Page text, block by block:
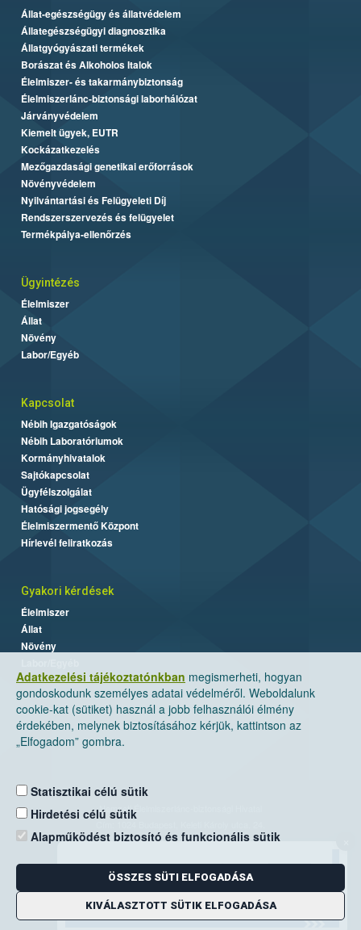
Adatkezelési tájékoztatónkban megismerheti, hogyan
gondoskodunk személyes adatai védelméről. Weboldalunk
cookie-kat (sütiket) használ a jobb felhasználói élmény
érdekében, melynek biztosításához kérjük, kattintson az
„Elfogadom” gombra.
Statisztikai célú sütik
Hirdetési célú sütik
Alapműködést biztosító és funkcionális sütik
ÖSSZES SÜTI ELFOGADÁSA
KIVÁLASZTOTT SÜTIK ELFOGADÁSA
Állat-egészségügy és állatvédelem
Állategészségügyi diagnosztika
Állatgyógyászati termékek
Borászat és Alkoholos Italok
Élelmiszer- és takarmánybiztonság
Élelmiszerlánc-biztonsági laborhálózat
Járványvédelem
Kiemelt ügyek, EUTR
Kockázatkezelés
Mezőgazdasági genetikai erőforrások
Növényvédelem
Nyilvántartási és Felügyeleti Díj
Rendszerszervezés és felügyelet
Termékpálya-ellenőrzés
Ügyintézés
Élelmiszer
Állat
Növény
Labor/Egyéb
Kapcsolat
Nébih Igazgatóságok
Nébih Laboratóriumok
Kormányhivatalok
Sajtókapcsolat
Ügyfélszolgálat
Hatósági jogsegély
Élelmiszermentő Központ
Hírlevél feliratkozás
Gyakori kérdések
Élelmiszer
Állat
Növény
Nemzeti Élelmiszerlánc-biztonsági Hivatal
Levelezési cím: 1525 Budapest. Pf. 30.
E-mail:ugyfelszolgalat@nebih.gov.hu
Zöld szám: 06-80/263-244
Telefon: 06-1/ 336-9000